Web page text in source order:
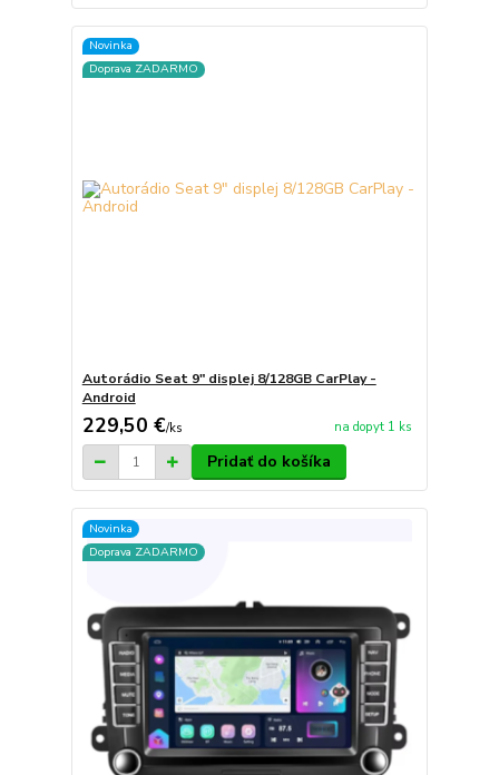
Novinka
Doprava ZADARMO
Autorádio Seat 9" displej 8/128GB CarPlay -
Android
229,50 €/ks na dopyt 1 ks
Pridať do košíka
Novinka
Doprava ZADARMO